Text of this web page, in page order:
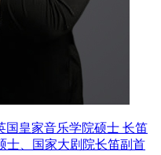
国皇家音乐学院硕士 长笛
士、国家大剧院长笛副首